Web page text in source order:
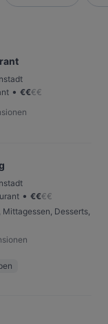
• €€€€
• €€€€
Mittagessen, Desserts,